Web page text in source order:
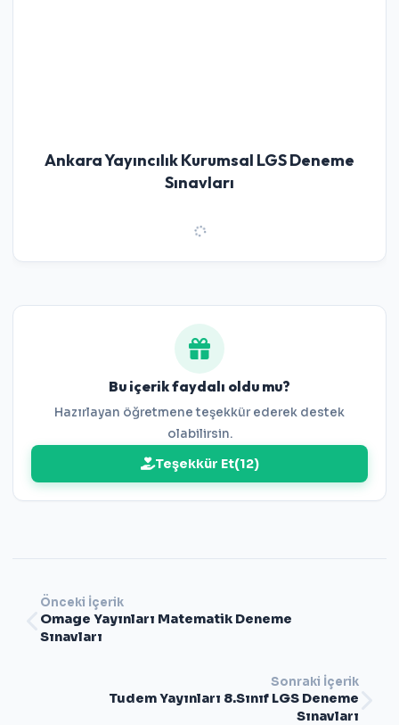
Ankara Yayıncılık Kurumsal LGS Deneme
Sınavları
Bu içerik faydalı oldu mu?
Hazırlayan öğretmene teşekkür ederek destek
olabilirsin.
Teşekkür Et(12)
Önceki İçerik
Omage Yayınları Matematik Deneme
Sınavları
Sonraki İçerik
Tudem Yayınları 8.Sınıf LGS Deneme
Sınavları